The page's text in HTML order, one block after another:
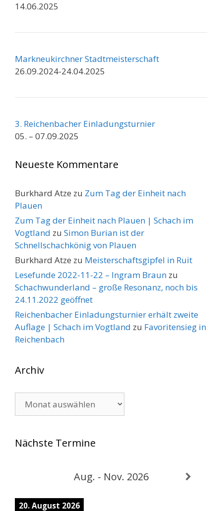
14.06.2025
Markneukirchner Stadtmeisterschaft
26.09.2024-24.04.2025
3. Reichenbacher Einladungsturnier
05. – 07.09.2025
Neueste Kommentare
Burkhard Atze zu Zum Tag der Einheit nach
Plauen
Zum Tag der Einheit nach Plauen | Schach im
Vogtland zu Simon Burian ist der
Schnellschachkönig von Plauen
Burkhard Atze zu Meisterschaftsgipfel in Ruit
Lesefunde 2022-11-22 – Ingram Braun zu
Schachwunderland – große Resonanz, noch bis
24.11.2022 geöffnet
Reichenbacher Einladungsturnier erhält zweite
Auflage | Schach im Vogtland zu Favoritensieg in
Reichenbach
Archiv
Nächste Termine
Aug. - Nov. 2026
20. August 2026